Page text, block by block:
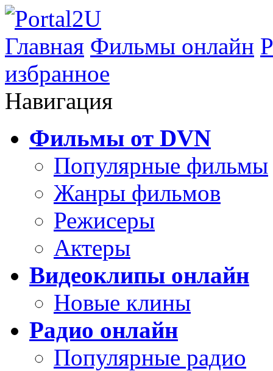
Главная Фильмы онлайн
избранное
Навигация
Фильмы от DVN
Популярные фильмы
Жанры фильмов
Режисеры
Актеры
Видеоклипы онлайн
Новые клины
Радио онлайн
Популярные радио